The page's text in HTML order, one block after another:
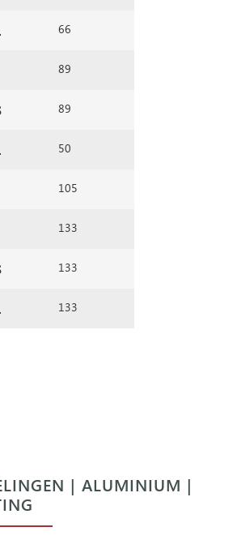
66
89
89
50
105
133
133
133
| ALUMINIUM |